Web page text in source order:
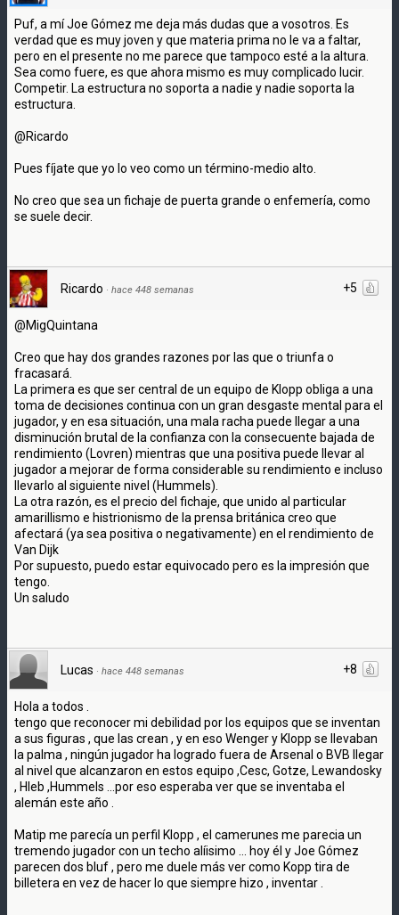
Puf, a mí Joe Gómez me deja más dudas que a vosotros. Es
verdad que es muy joven y que materia prima no le va a faltar,
pero en el presente no me parece que tampoco esté a la altura.
Sea como fuere, es que ahora mismo es muy complicado lucir.
Competir. La estructura no soporta a nadie y nadie soporta la
estructura.
@Ricardo
Pues fíjate que yo lo veo como un término-medio alto.
No creo que sea un fichaje de puerta grande o enfemería, como
se suele decir.
+5
Ricardo · hace 448 semanas
@MigQuintana
Creo que hay dos grandes razones por las que o triunfa o
fracasará.
La primera es que ser central de un equipo de Klopp obliga a una
toma de decisiones continua con un gran desgaste mental para el
jugador, y en esa situación, una mala racha puede llegar a una
disminución brutal de la confianza con la consecuente bajada de
rendimiento (Lovren) mientras que una positiva puede llevar al
jugador a mejorar de forma considerable su rendimiento e incluso
llevarlo al siguiente nivel (Hummels).
La otra razón, es el precio del fichaje, que unido al particular
amarillismo e histrionismo de la prensa británica creo que
afectará (ya sea positiva o negativamente) en el rendimiento de
Van Dijk
Por supuesto, puedo estar equivocado pero es la impresión que
tengo.
Un saludo
+8
Lucas · hace 448 semanas
Hola a todos .
tengo que reconocer mi debilidad por los equipos que se inventan
a sus figuras , que las crean , y en eso Wenger y Klopp se llevaban
la palma , ningún jugador ha logrado fuera de Arsenal o BVB llegar
al nivel que alcanzaron en estos equipo ,Cesc, Gotze, Lewandosky
, Hleb ,Hummels ...por eso esperaba ver que se inventaba el
alemán este año .
Matip me parecía un perfil Klopp , el camerunes me parecia un
tremendo jugador con un techo alíisimo ... hoy él y Joe Gómez
parecen dos bluf , pero me duele más ver como Kopp tira de
billetera en vez de hacer lo que siempre hizo , inventar .